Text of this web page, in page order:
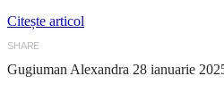
Citește articol
SHARE
Gugiuman Alexandra 28 ianuarie